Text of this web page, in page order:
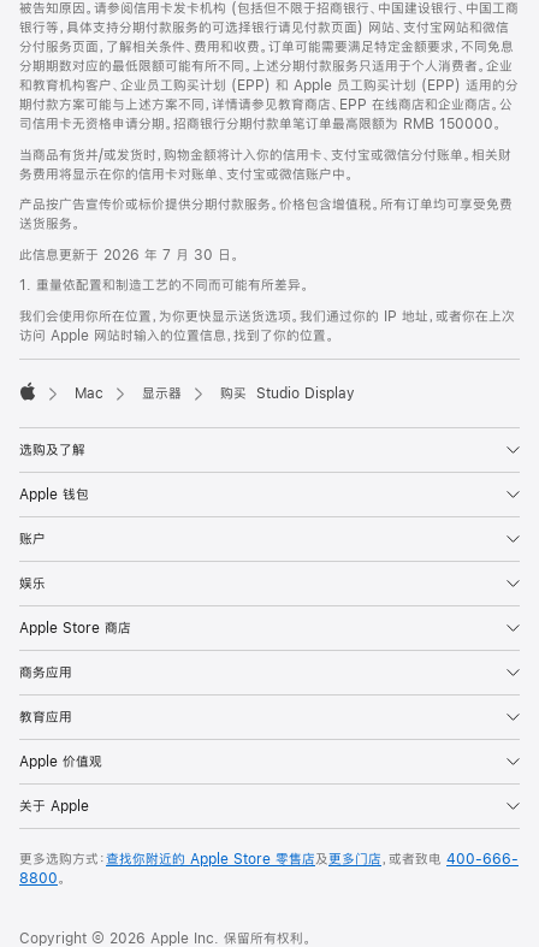
被告知原因。请参阅信用卡发卡机构 (包括但不限于招商银行、中国建设银行、中国工商
银行等，具体支持分期付款服务的可选择银行请见付款页面) 网站、支付宝网站和微信
分付服务页面，了解相关条件、费用和收费。订单可能需要满足特定金额要求，不同免息
分期期数对应的最低限额可能有所不同。上述分期付款服务只适用于个人消费者。企业
和教育机构客户、企业员工购买计划 (EPP) 和 Apple 员工购买计划 (EPP) 适用的分
期付款方案可能与上述方案不同，详情请参见教育商店、EPP 在线商店和企业商店。公
司信用卡无资格申请分期。招商银行分期付款单笔订单最高限额为 RMB 150000。
当商品有货并/或发货时，购物金额将计入你的信用卡、支付宝或微信分付账单。相关财
务费用将显示在你的信用卡对账单、支付宝或微信账户中。
产品按广告宣传价或标价提供分期付款服务。价格包含增值税。所有订单均可享受免费
送货服务。
此信息更新于 2026 年 7 月 30 日。
1. 重量依配置和制造工艺的不同而可能有所差异。
我们会使用你所在位置，为你更快显示送货选项。我们通过你的 IP 地址，或者你在上次
访问 Apple 网站时输入的位置信息，找到了你的位置。
Mac 显示器 购买 Studio Display
选购及了解
Apple 钱包
账户
娱乐
Apple Store 商店
商务应用
教育应用
Apple 价值观
关于 Apple
更多选购方式：查找你附近的 Apple Store 零售店及更多门店，或者致电 400-666-
8800。
Copyright © 2026 Apple Inc. 保留所有权利。